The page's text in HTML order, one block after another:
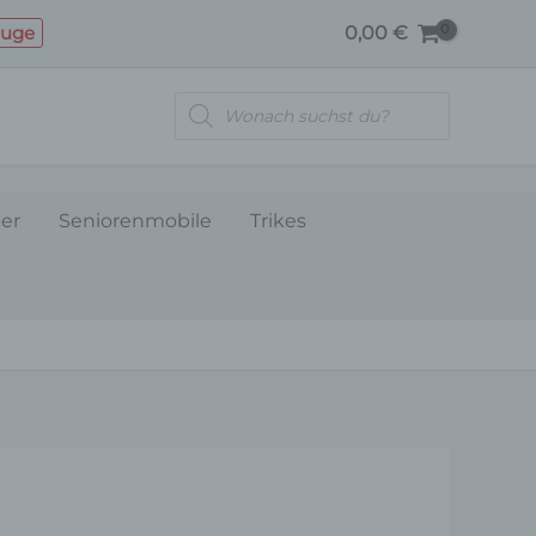
0,00 €
Products
search
Seniorenmobile Trikes